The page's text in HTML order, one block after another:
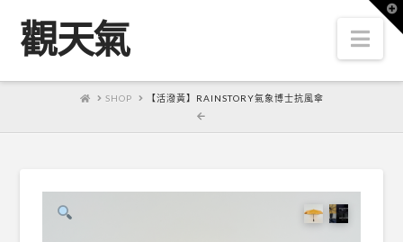
觀天氣
HOME
SHOP 【活潑黃】RAINSTORY氣象博士抗風傘